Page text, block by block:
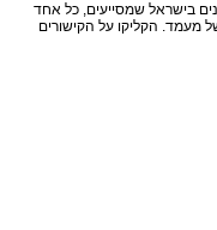
בישראל שמסייעים, כל אחד
מעמד. הקליקו על הקישורים